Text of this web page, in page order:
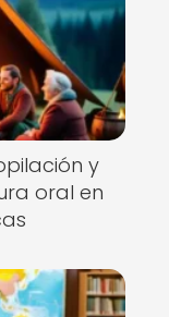
y
oral en